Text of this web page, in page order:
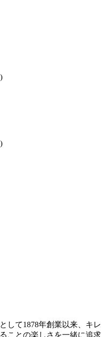
して1878年創業以来、キレ
ことの楽しさを一緒に追求